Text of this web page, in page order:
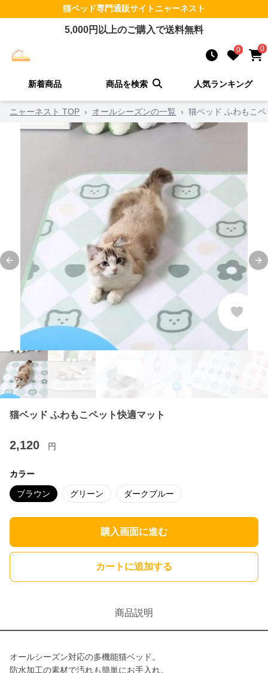
猫ベッド専門通販サイトニャーネスト
5,000円以上のご購入で送料無料
0 0
新着商品 商品を検索 人気ランキング
ニャーネスト TOP › オールシーズンの一覧 › 猫ベッド ふわもこ
Previous slide
猫ベッド ふわもこペット快適マット
2,120 円
カラー
ブラウン グリーン ダークブルー
購入画面に進む
カートに追加する
商品説明
オールシーズン対応の多機能猫ベッド。
防水加工の素材で汚れも簡単にお手入れ。